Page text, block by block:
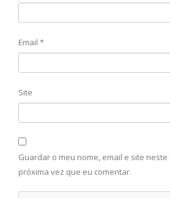
Email *
Site
Guardar o meu nome, email e site
próxima vez que eu comentar.